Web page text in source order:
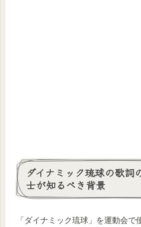
ダイナミック琉球の歌詞
士が知るべき背景
「ダイナミック琉球」を運動会で